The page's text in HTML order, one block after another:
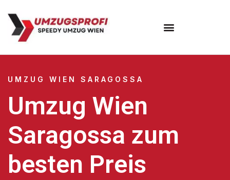
UMZUG WIEN SARAGOSSA
Umzug Wien
Saragossa zum
besten Preis